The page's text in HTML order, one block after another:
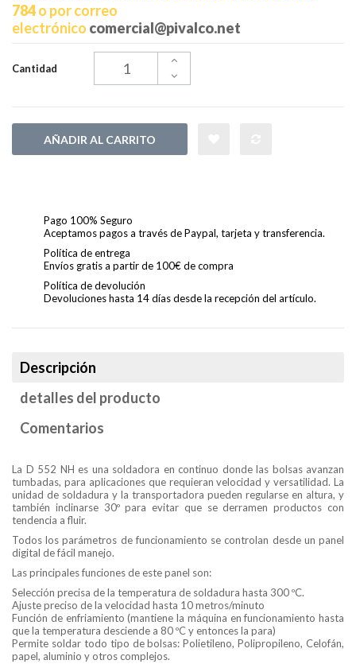
784o por correo
electrónico comercial@pivalco.net
Cantidad
AÑADIR AL CARRITO
Pago 100% Seguro
Aceptamos pagos a través de Paypal, tarjeta y transferencia.
Política de entrega
Envíos gratis a partir de 100€ de compra
Política de devolución
Devoluciones hasta 14 días desde la recepción del artículo.
Descripción
detalles del producto
Comentarios
La D 552 NH es una soldadora en continuo donde las bolsas avanzan
tumbadas, para aplicaciones que requieran velocidad y versatilidad. La
unidad de soldadura y la transportadora pueden regularse en altura, y
también inclinarse 30º para evitar que se derramen productos con
tendencia a fluir.
Todos los parámetros de funcionamiento se controlan desde un panel
digital de fácil manejo.
Las principales funciones de este panel son:
Selección precisa de la temperatura de soldadura hasta 300 ºC.
Ajuste preciso de la velocidad hasta 10 metros/minuto
Función de enfriamiento (mantiene la máquina en funcionamiento hasta
que la temperatura desciende a 80 ºC y entonces la para)
Permite soldar todo tipo de bolsas: Polietileno, Polipropileno, Celofán,
papel, aluminio y otros complejos.